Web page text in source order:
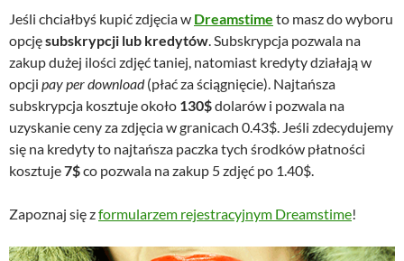
Jeśli chciałbyś kupić zdjęcia w Dreamstime to masz do wyboru
opcjęsubskrypcji lub kredytów. Subskrypcja pozwala na
zakup dużej ilości zdjęć taniej, natomiast kredyty działają w
opcji pay per download(płać za ściągnięcie). Najtańsza
subskrypcja kosztuje około 130$dolarów i pozwala na
uzyskanie ceny za zdjęcia w granicach 0.43$. Jeśli zdecydujemy
się na kredyty to najtańsza paczka tych środków płatności
kosztuje7$co pozwala na zakup 5 zdjęć po 1.40$.
Zapoznaj się zformularzem rejestracyjnym Dreamstime!